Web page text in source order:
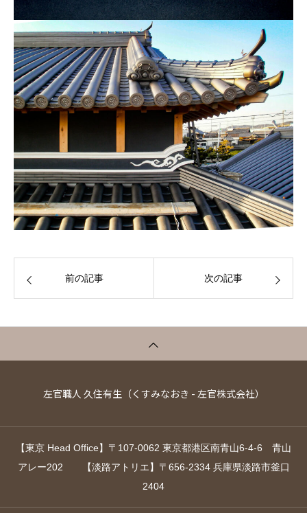
前の記事 次の記事
左官職人 久住有生（くすみなおき - 左官株式会社）
【東京 Head Office】〒107-0062 東京都港区南青山6-4-6 青山
アレー202 【淡路アトリエ】〒656-2334 兵庫県淡路市釜口
2404